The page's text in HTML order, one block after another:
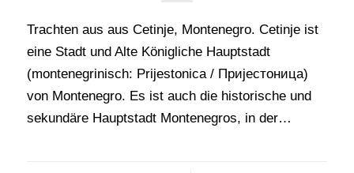
Trachten aus aus Cetinje, Montenegro. Cetinje ist
eine Stadt und Alte Königliche Hauptstadt
(montenegrinisch: Prijestonica / Приjестоница)
von Montenegro. Es ist auch die historische und
sekundäre Hauptstadt Montenegros, in der…